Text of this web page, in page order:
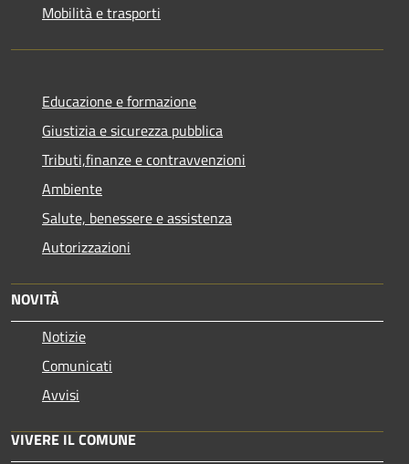
Mobilità e trasporti
Educazione e formazione
Giustizia e sicurezza pubblica
Tributi,finanze e contravvenzioni
Ambiente
Salute, benessere e assistenza
Autorizzazioni
NOVITÀ
Notizie
Comunicati
Avvisi
VIVERE IL COMUNE